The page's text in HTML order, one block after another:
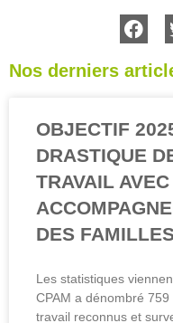
Nos derniers
OBJECTIF
DRASTIQUE
TRAVAIL
DES
Les statistiques
CPAM a dénombré
travail reconnus et